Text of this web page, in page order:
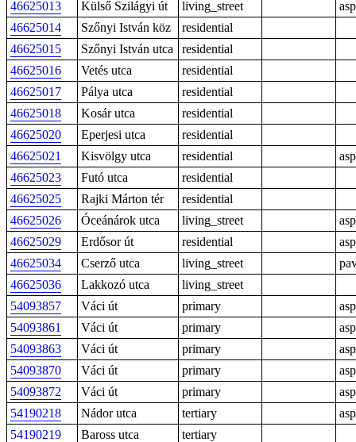
46625013
Külső Szilágyi út living_street
46625014
Szőnyi István köz
residential
46625015
Szőnyi István utca
residential
46625016
Vetés utca
residential
46625017
Pálya utca
residential
46625018
Kosár utca
residential
46625020
Eperjesi utca
residential
46625021
Kisvölgy utca residential
46625023
Futó utca
residential
46625025
Rajki Márton tér
residential
46625026
Óceánárok utca living_street
46625029
Erdősor út residential
46625034
Cserző utca living_street
46625036
Lakkozó utca
living_street
54093857
Váci út primary
54093861
Váci út primary
54093863
Váci út primary
54093870
Váci út primary
54093872
Váci út primary
54190218
Nádor utca tertiary
54190219
Baross utca
tertiary